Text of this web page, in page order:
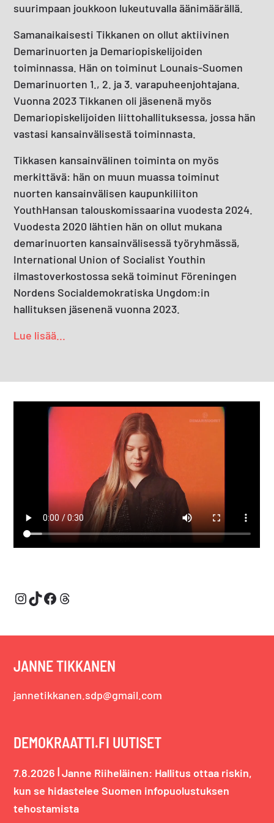
suurimpaan joukkoon lukeutuvalla äänimäärällä.
Samanaikaisesti Tikkanen on ollut aktiivinen
Demarinuorten ja Demariopiskelijoiden
toiminnassa. Hän on toiminut Lounais-Suomen
Demarinuorten 1., 2. ja 3. varapuheenjohtajana.
Vuonna 2023 Tikkanen oli jäsenenä myös
Demariopiskelijoiden liittohallituksessa, jossa hän
vastasi kansainvälisestä toiminnasta.
Tikkasen kansainvälinen toiminta on myös
merkittävä: hän on muun muassa toiminut
nuorten kansainvälisen kaupunkiliiton
YouthHansan talouskomissaarina vuodesta 2024.
Vuodesta 2020 lähtien hän on ollut mukana
demarinuorten kansainvälisessä työryhmässä,
International Union of Socialist Youthin
ilmastoverkostossa sekä toiminut Föreningen
Nordens Socialdemokratiska Ungdom:in
hallituksen jäsenenä vuonna 2023.
Lue lisää...
Instagram
TikTok
Facebook
Threads
JANNE TIKKANEN
jannetikkanen.sdp@gmail.com
DEMOKRAATTI.FI UUTISET
7.8.2026 |Janne Riiheläinen: Hallitus ottaa riskin,
kun se hidastelee Suomen infopuolustuksen
tehostamista